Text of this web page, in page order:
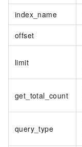
index_name
offset
limit
get_total_count
query_type